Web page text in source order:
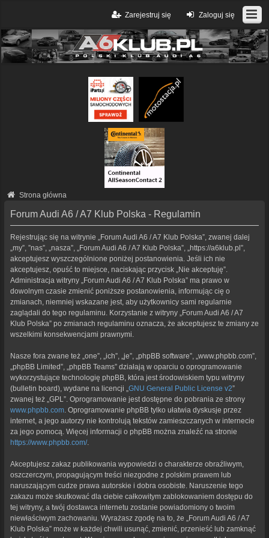
Zaloguj się
Zarejestruj się
Strona główna
Forum Audi A6 / A7 Klub Polska - Regulamin
Rejestrując się na witrynie „Forum Audi A6 / A7 Klub Polska”, zwanej dalej
„my”, ”nas”, „nasza”, „Forum Audi A6 / A7 Klub Polska”, „https://a6klub.pl”,
akceptujesz wyszczególnione poniżej postanowienia. Jeśli ich nie
akceptujesz, opuść to miejsce, naciskając przycisk „Nie akceptuję”.
Administracja witryny „Forum Audi A6 / A7 Klub Polska” ma prawo w
dowolnym czasie zmienić poniższe postanowienia, informując cię o
zmianach, niemniej wskazane jest, aby użytkownicy sami regularnie
zaglądali do tego regulaminu. Korzystanie z witryny „Forum Audi A6 / A7
Klub Polska” po zmianach regulaminu oznacza, że akceptujesz te zmiany ze
wszelkimi konsekwencjami prawnymi.
Nasze fora zwane też „one”, „ich”, „je”, „phpBB software”, „www.phpbb.com”,
„phpBB Limited”, „phpBB Teams” działają w oparciu o oprogramowanie
wykorzystujące technologię phpBB, która jest środowiskiem typu witryny
(bulletin board), wydane na licencji „GNU General Public License v2”
zwanej też „GPL”. Oprogramowanie jest dostępne do pobrania ze strony
www.phpbb.com. Oprogramowanie phpBB tylko ułatwia dyskusje przez
internet, a jego autorzy nie kontrolują tekstów zamieszczanych w internecie
za jego pomocą. Więcej informacji o phpBB można znaleźć na stronie
https://www.phpbb.com/.
Akceptujesz zakaz publikowania wypowiedzi o charakterze obraźliwym,
oszczerczym, propagującym treści niezgodne z polskim prawem lub
naruszającym cudze prawa autorskie i dobra osobiste. Naruszenie tego
zakazu może skutkować dla ciebie całkowitym zablokowaniem dostępu do
tej witryny, a twój dostawca internetu zostanie powiadomiony o twoim
niewłaściwym zachowaniu. Wyrażasz zgodę na to, że „Forum Audi A6 / A7
Klub Polska” może w każdej chwili usunąć, zmienić, przenieść lub zamknąć